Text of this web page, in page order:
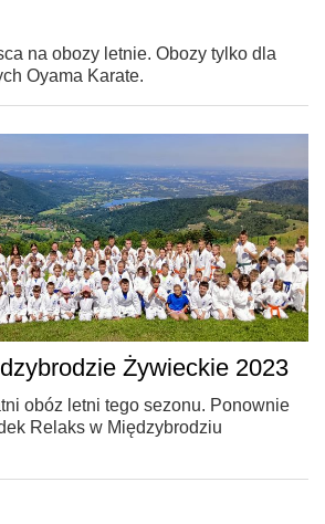
na obozy letnie. Obozy tylko dla
Oyama Karate.
Żywieckie 2023
obóz letni tego sezonu. Ponownie
Relaks w Międzybrodziu